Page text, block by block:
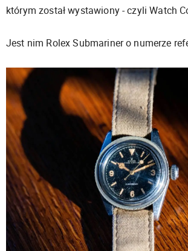
którym został wystawiony - czyli Watch
Jest nim Rolex Submariner o numerze